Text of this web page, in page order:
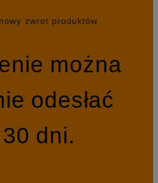
zwrot produktów
można
odesłać
dni.